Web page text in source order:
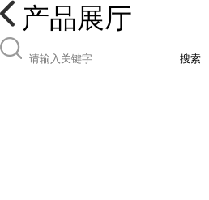
产品展厅
搜索